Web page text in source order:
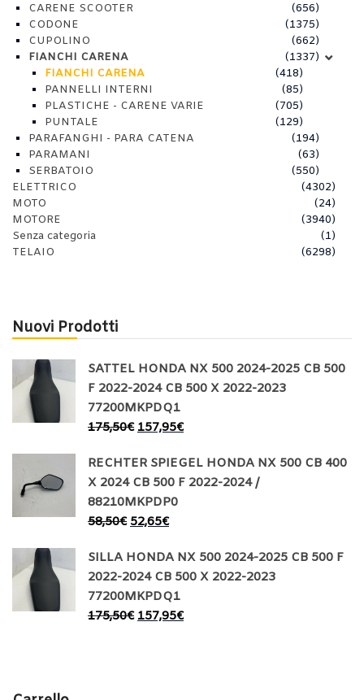
CARENE SCOOTER
(656)
CODONE
(1375)
CUPOLINO
(662)
FIANCHI CARENA
(1337)
FIANCHI CARENA
(418)
PANNELLI INTERNI
(85)
PLASTICHE - CARENE VARIE
(705)
PUNTALE
(129)
PARAFANGHI - PARA CATENA
(194)
PARAMANI
(63)
SERBATOIO
(550)
ELETTRICO
(4302)
MOTO
(24)
MOTORE
(3940)
Senza categoria
(1)
TELAIO
(6298)
Nuovi Prodotti
SATTEL HONDA NX 500 2024-2025 CB 500
F 2022-2024 CB 500 X 2022-2023
77200MKPDQ1
175,50€ 157,95€
RECHTER SPIEGEL HONDA NX 500 CB 400
X 2024 CB 500 F 2022-2024 /
88210MKPDP0
58,50€ 52,65€
SILLA HONDA NX 500 2024-2025 CB 500 F
2022-2024 CB 500 X 2022-2023
77200MKPDQ1
175,50€ 157,95€